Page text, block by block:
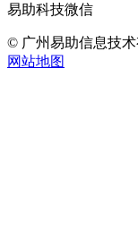
易助科技微信
© 广州易助信息技术
网站地图